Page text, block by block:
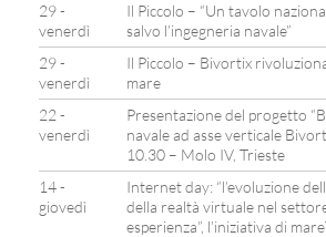
29 -
venerdì
Il Piccolo – “Un tavolo
salvo l’ingegneria navale”
29 -
venerdì
Il Piccolo – Bivortix
mare
22 -
venerdì
Presentazione del progetto
navale ad asse verticale
10.30 – Molo IV, Trieste
14 -
giovedì
Internet day: “l’evoluzione
della realtà virtuale nel
esperienza”, l’iniziativa di